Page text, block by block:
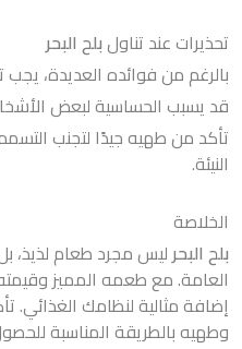
تحذيرات عند تناولبلح البحر
بالرغم من فوائده العديدة،
قد يسبب الحساسية لبعض
تأكد من طهيه جيدًا لتجنب
النيئة.
الخلاصة
بلح البحرليس مجرد طعام لذيذ،
العامة. مع طعمه المميز وقيمته
إضافة مثالية لنظامك الغذائي.
وطهيه بالطريقة المناسبة